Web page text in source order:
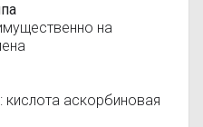
на
: кислота аскорбиновая